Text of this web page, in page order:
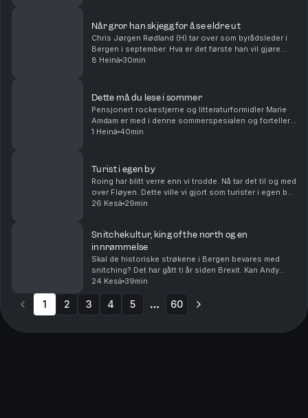
Når gror han skjegg for å se eldre ut
Chris Jørgen Rødland (H) tar over som byrådsleder i
Bergen i september. Hva er det første han vil gjøre
som byrådsleder? Hvem vil han ha med seg på laget?
8 Heinä 30min
Dette må du lese i sommer
Pensjonert rockestjerne og litteraturformidler Marie
Amdam er med i denne sommerspesialen og forteller
deg hvilke bøker du må lese i sommer. Her er det tips
1 Heinä 40min
Turist i egen by
Roing har blitt verre enn vi trodde. Nå tar det til og med
over Fløyen. Dette ville vi gjort som turister i egen by,
og Fjorden Baby! har sluppet en ny låt som passer
26 Kesä 29min
Snitchekultur, king of the north og en
innrømmelse
Skal de historiske strøkene i Bergen bevares med
snitching? Det har gått ti år siden Brexit. Kan Andy
“king of the north” Burnham få det til? Kjetil kommer
også med en innrømmelse i den siste ordinære...
24 Kesä 39min
1 2 3 4 5 60